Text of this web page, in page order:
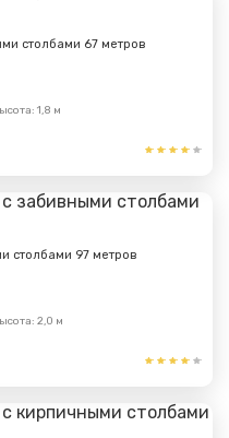
столбами 67 метров
1,8 м
столбами 97 метров
2,0 м